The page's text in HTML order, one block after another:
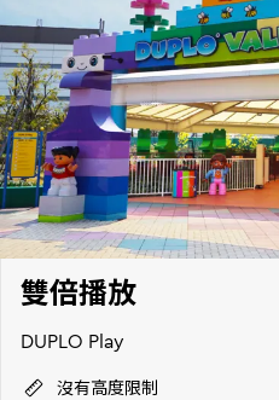
雙倍播放
DUPLO Play
沒有高度限制